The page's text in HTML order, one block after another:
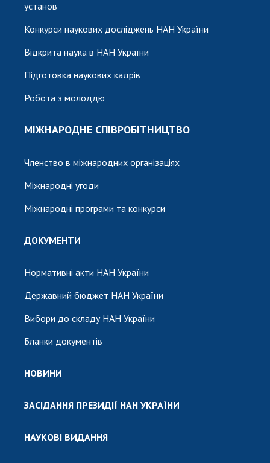
установ
Конкурси наукових досліджень НАН України
Відкрита наука в НАН України
Підготовка наукових кадрів
Робота з молоддю
МІЖНАРОДНЕ СПІВРОБІТНИЦТВО
Членство в міжнародних організаціях
Міжнародні угоди
Міжнародні програми та конкурси
ДОКУМЕНТИ
Нормативні акти НАН України
Державний бюджет НАН України
Вибори до складу НАН України
Бланки документів
НОВИНИ
ЗАСІДАННЯ ПРЕЗИДІЇ НАН УКРАЇНИ
НАУКОВІ ВИДАННЯ